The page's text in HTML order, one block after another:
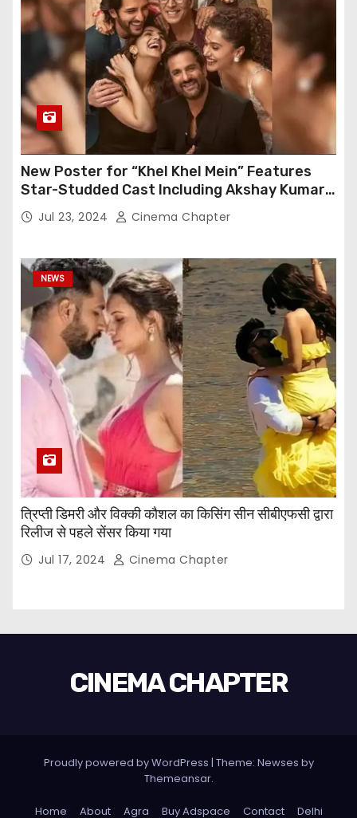
New Poster for “Khel Khel Mein” Features
Star-Studded Cast Including Akshay Kumar,
Taapsee Pannu, Fardeen Khan, and More
Jul 23, 2024 Cinema Chapter
NEWS
त्रिप्ती डिमरी और विक्की कौशल का किसिंग सीन सीबीएफसी द्वारा
रिलीज से पहले सेंसर किया गया
Jul 17, 2024 Cinema Chapter
CINEMA CHAPTER
Proudly powered by WordPress | Theme: Newses by
Themeansar.
Home About Agra Buy Adspace Contact Delhi